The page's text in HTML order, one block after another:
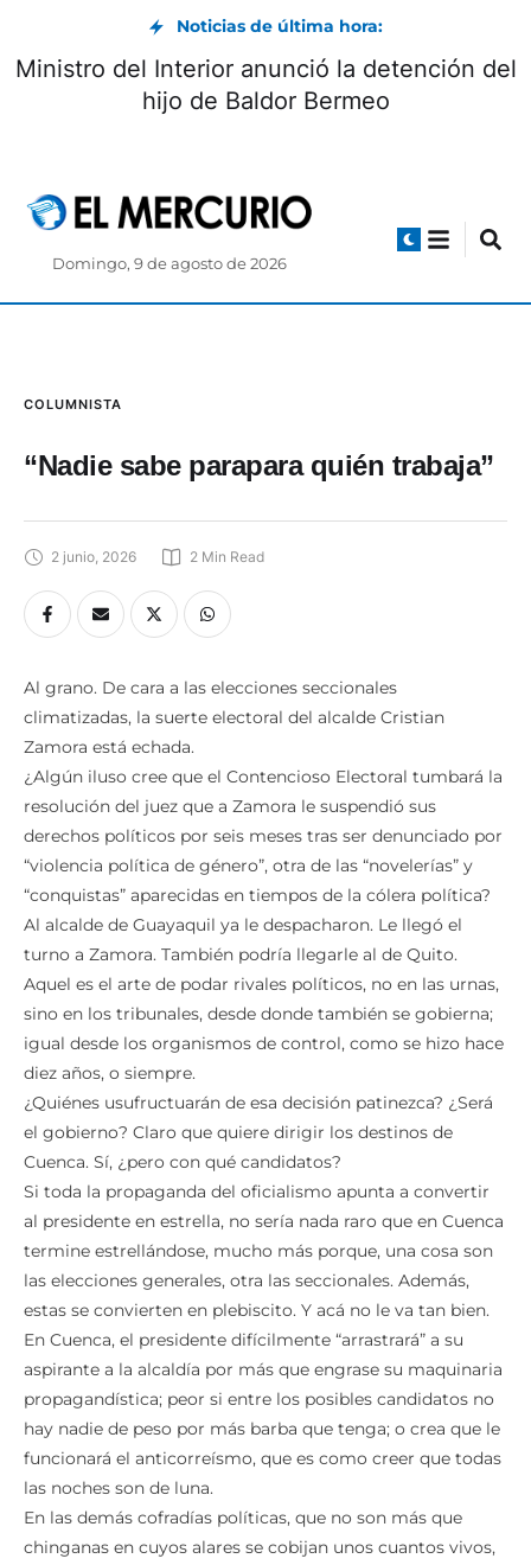
Noticias de última hora:
Ministro del Interior anunció la detención del
hijo de Baldor Bermeo
Domingo, 9 de agosto de 2026
COLUMNISTA
“Nadie sabe parapara quién trabaja”
2 junio, 2026 2 Min Read
Al grano. De cara a las elecciones seccionales
climatizadas, la suerte electoral del alcalde Cristian
Zamora está echada.
¿Algún iluso cree que el Contencioso Electoral tumbará la
resolución del juez que a Zamora le suspendió sus
derechos políticos por seis meses tras ser denunciado por
“violencia política de género”, otra de las “novelerías” y
“conquistas” aparecidas en tiempos de la cólera política?
Al alcalde de Guayaquil ya le despacharon. Le llegó el
turno a Zamora. También podría llegarle al de Quito.
Aquel es el arte de podar rivales políticos, no en las urnas,
sino en los tribunales, desde donde también se gobierna;
igual desde los organismos de control, como se hizo hace
diez años, o siempre.
¿Quiénes usufructuarán de esa decisión patinezca? ¿Será
el gobierno? Claro que quiere dirigir los destinos de
Cuenca. Sí, ¿pero con qué candidatos?
Si toda la propaganda del oficialismo apunta a convertir
al presidente en estrella, no sería nada raro que en Cuenca
termine estrellándose, mucho más porque, una cosa son
las elecciones generales, otra las seccionales. Además,
estas se convierten en plebiscito. Y acá no le va tan bien.
En Cuenca, el presidente difícilmente “arrastrará” a su
aspirante a la alcaldía por más que engrase su maquinaria
propagandística; peor si entre los posibles candidatos no
hay nadie de peso por más barba que tenga; o crea que le
funcionará el anticorreísmo, que es como creer que todas
las noches son de luna.
En las demás cofradías políticas, que no son más que
chinganas en cuyos alares se cobijan unos cuantos vivos,